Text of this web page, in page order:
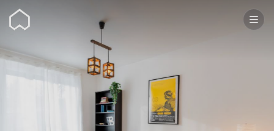
Wunderflats